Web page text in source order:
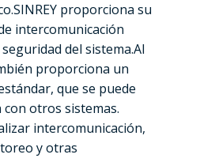
proporciona su
intercomunicación
del sistema.Al
proporciona un
que se puede
otros sistemas.
intercomunicación,
y otras